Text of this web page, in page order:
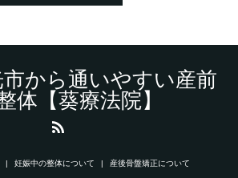
から通いやすい産前
体【葵療法院】
妊娠中の整体について 産後骨盤矯正について